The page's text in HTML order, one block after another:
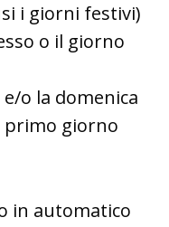
i giorni festivi)
o il giorno
o la domenica
primo giorno
in automatico